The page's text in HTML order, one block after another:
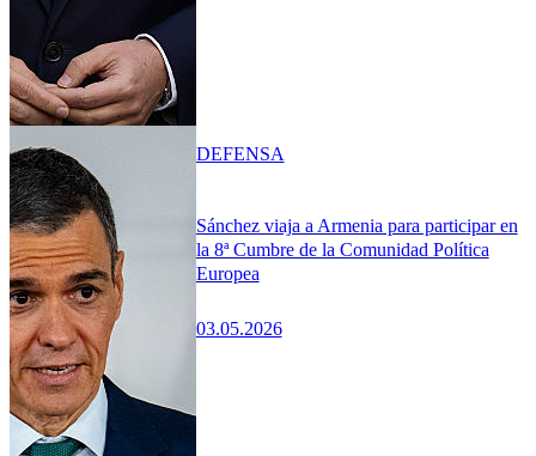
Sánchez viaja a Armenia para participar en
la 8ª Cumbre de la Comunidad Política
Europea
03.05.2026
DEFENSA